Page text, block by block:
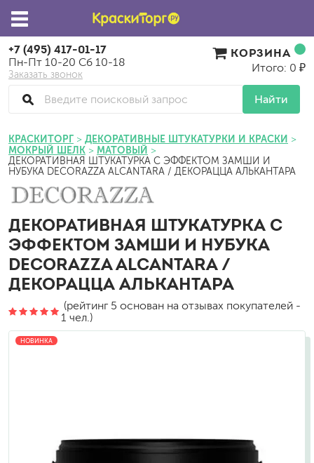
+7 (495) 417-01-17
Пн-Пт 10-20 Сб 10-18
Заказать звонок
Найти
КОРЗИНА
Итого: 0 ₽
КРАСКИТОРГ
ДЕКОРАТИВНЫЕ ШТУКАТУРКИ И КРАСКИ
МОКРЫЙ ШЕЛК
МАТОВЫЙ
ДЕКОРАТИВНАЯ ШТУКАТУРКА С ЭФФЕКТОМ ЗАМШИ И
НУБУКА DECORAZZA ALCANTARA / ДЕКОРАЦЦА АЛЬКАНТАРА
ДЕКОРАТИВНАЯ ШТУКАТУРКА С
ЭФФЕКТОМ ЗАМШИ И НУБУКА
DECORAZZA ALCANTARA /
ДЕКОРАЦЦА АЛЬКАНТАРА
(рейтинг 5 основан на отзывах покупателей -
1 чел.)
НОВИНКА